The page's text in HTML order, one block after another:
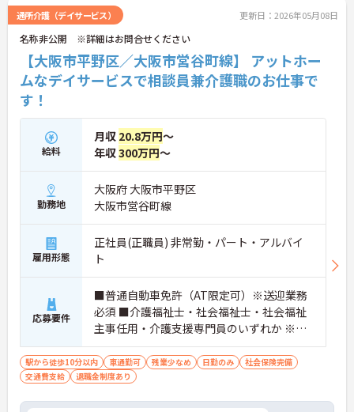
通所介護（デイサービス） 更新日：2026年05月08日
名称非公開 ※詳細はお問合せください
【大阪市平野区／大阪市営谷町線】 アットホー
ムなデイサービスで相談員兼介護職のお仕事で
す！
給料
月収 20.8万円～
年収300万円～
勤務地
大阪府 大阪市平野区
大阪市営谷町線
雇用形態
正社員(正職員) 非常勤・パート・アルバイ
ト
応募要件
■普通自動車免許（AT限定可）※送迎業務
必須 ■介護福祉士・社会福祉士・社会福祉
主事任用・介護支援専門員のいずれか ※非
常勤の方は週1日以上勤務できる方
駅から徒歩10分以内 車通勤可 残業少なめ 日勤のみ
社会保険完備
交通費支給
退職金制度あり